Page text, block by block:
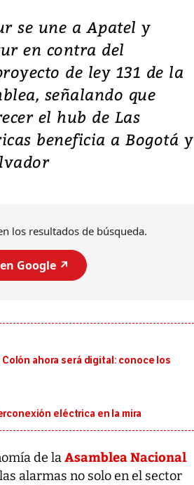
se une a Apatel y
en contra del
de ley 131 de la
señalando que
el hub de Las
beneficia a Bogotá y
los resultados de búsqueda.
Google ↗️
ahora será digital: conoce los
eléctrica en la mira
de laAsamblea Nacional
alarmas no solo en el sector